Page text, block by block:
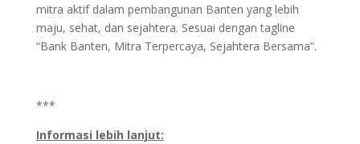
mitra aktif dalam pembangunan Banten yang lebih
maju, sehat, dan sejahtera. Sesuai dengan tagline
“Bank Banten, Mitra Terpercaya, Sejahtera Bersama”.
***
Informasi lebih lanjut: